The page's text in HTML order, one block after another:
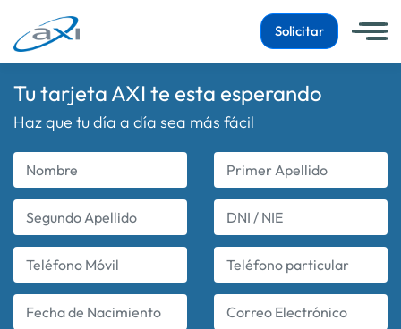
Solicitar
Tu tarjeta AXI te esta esperando
Haz que tu día a día sea más fácil
Nombre Primer Apellido
Segundo Apellido DNI / NIE
Teléfono Móvil Teléfono particular
Fecha de Nacimiento Correo Electrónico